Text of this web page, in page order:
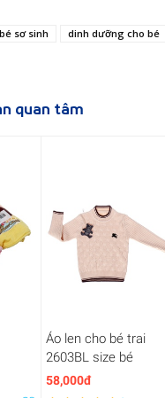
sơ sinh dinh dưỡng cho bé
quan tâm
Áo len cho bé trai
2603BL size bé
58,000đ